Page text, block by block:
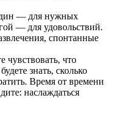
— для нужных
— для удовольствий.
спонтанные
чувствовать, что
знать, сколько
Время от времени
наслаждаться